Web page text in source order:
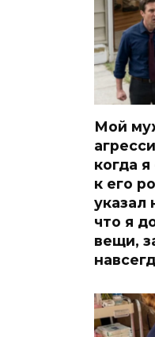
Мой
когда
к его
указал
что я
вещи,